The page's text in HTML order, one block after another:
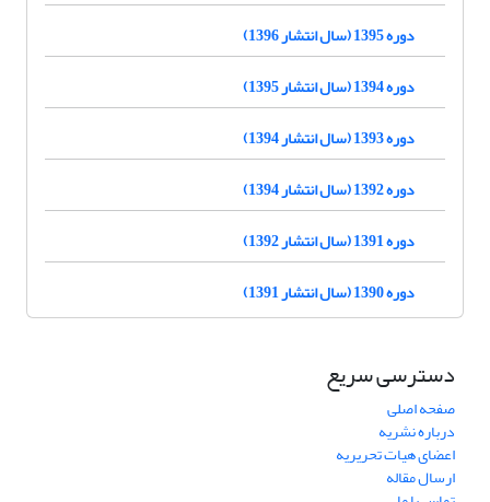
دوره 1395 (سال انتشار 1396)
دوره 1394 (سال انتشار 1395)
دوره 1393 (سال انتشار 1394)
دوره 1392 (سال انتشار 1394)
دوره 1391 (سال انتشار 1392)
دوره 1390 (سال انتشار 1391)
دسترسی سریع
صفحه اصلی
درباره نشریه
اعضای هیات تحریریه
ارسال مقاله